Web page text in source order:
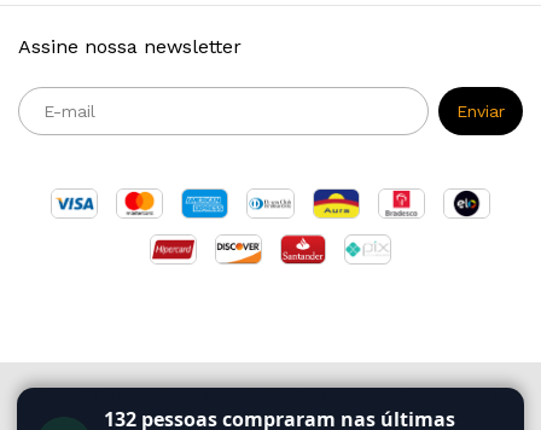
Assine nossa newsletter
132 pessoas compraram nas últimas
Copyright Primazia Concursos - 2026. Todos os direitos reservados.